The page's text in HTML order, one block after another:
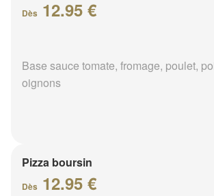
Dès 12.95 €
Base sauce tomate, fromage, poulet,
oignons
Pizza boursin
Dès 12.95 €